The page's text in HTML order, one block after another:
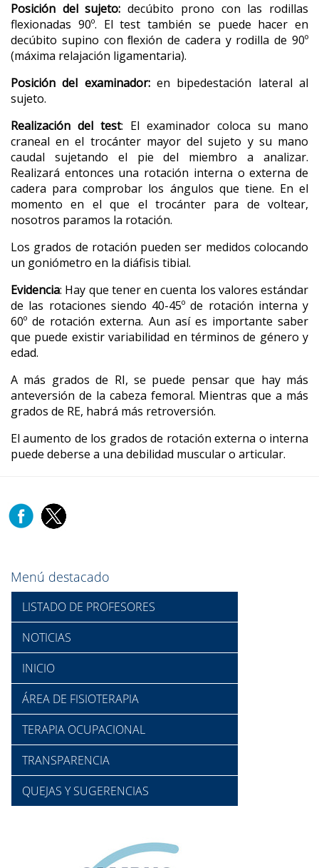
Posición del sujeto: decúbito prono con las rodillas
flexionadas 90º. El test también se puede hacer en
decúbito supino con ﬂexión de cadera y rodilla de 90º
(máxima relajación ligamentaria).
Posición del examinador: en bipedestación lateral al
sujeto.
Realización del test: El examinador coloca su mano
craneal en el trocánter mayor del sujeto y su mano
caudal sujetando el pie del miembro a analizar.
Realizará entonces una rotación interna o externa de
cadera para comprobar los ángulos que tiene. En el
momento en el que el trocánter para de voltear,
nosotros paramos la rotación.
Los grados de rotación pueden ser medidos colocando
un goniómetro en la diáfisis tibial.
Evidencia: Hay que tener en cuenta los valores estándar
de las rotaciones siendo 40-45º de rotación interna y
60º de rotación externa. Aun así es importante saber
que puede existir variabilidad en términos de género y
edad.
A más grados de RI, se puede pensar que hay más
anteversión de la cabeza femoral. Mientras que a más
grados de RE, habrá más retroversión.
El aumento de los grados de rotación externa o interna
puede deberse a una debilidad muscular o articular.
Menú destacado
LISTADO DE PROFESORES
NOTICIAS
INICIO
ÁREA DE FISIOTERAPIA
TERAPIA OCUPACIONAL
TRANSPARENCIA
QUEJAS Y SUGERENCIAS